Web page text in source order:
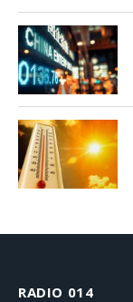
RADIO 014